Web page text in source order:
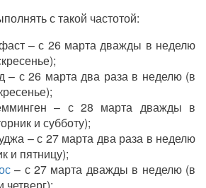
с такой частотой:
– с 26 марта дважды в неделю
– с 26 марта два раза в неделю (в
– с 28 марта дважды в
и субботу);
– с 27 марта два раза в неделю
и пятницу);
– с 27 марта дважды в неделю (в
четверг);